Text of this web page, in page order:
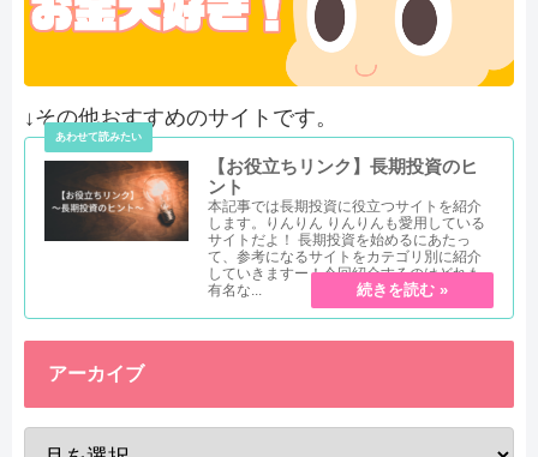
↓その他おすすめのサイトです。
【お役立ちリンク】長期投資のヒ
ント
本記事では長期投資に役立つサイトを紹介
します。りんりん りんりんも愛用している
サイトだよ！ 長期投資を始めるにあたっ
て、参考になるサイトをカテゴリ別に紹介
していきますー！今回紹介するのはどれも
有名な...
アーカイブ